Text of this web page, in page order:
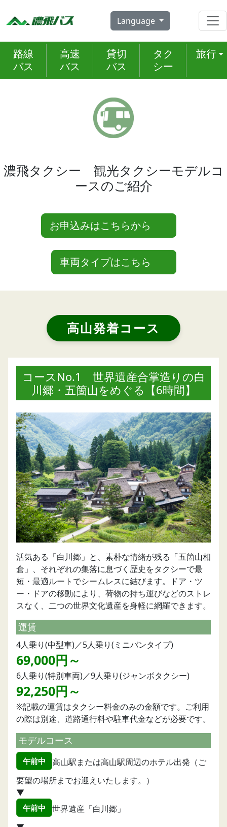
Language
路線
バス
高速
バス
貸切
バス
タク
シー
旅行
濃飛タクシー 観光タクシーモデルコ
ースのご紹介
お申込みはこちらから
車両タイプはこちら
高山発着コース
コースNo.1 世界遺産合掌造りの白
川郷・五箇山をめぐる【6時間】
活気ある「白川郷」と、素朴な情緒が残る「五箇山相
倉」、それぞれの集落に息づく歴史をタクシーで最
短・最適ルートでシームレスに結びます。ドア・ツ
ー・ドアの移動により、荷物の持ち運びなどのストレ
スなく、二つの世界文化遺産を身軽に網羅できます。
運賃
4人乗り(中型車)／5人乗り(ミニバンタイプ)
69,000円～
6人乗り(特別車両)／9人乗り(ジャンボタクシー)
92,250円～
※記載の運賃はタクシー料金のみの金額です。ご利用
の際は別途、道路通行料や駐車代金などが必要です。
モデルコース
午前中
高山駅または高山駅周辺のホテル出発（ご
要望の場所までお迎えいたします。）
▼
午前中
世界遺産「白川郷」